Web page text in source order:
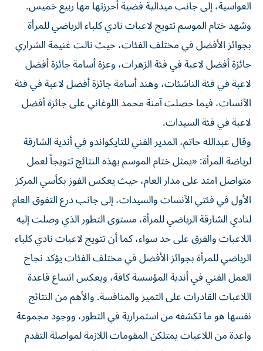
العواسية، إلى جانب ميدالية فضية أحرزتها مها ربيع خميس.
وشهد ختام الموسم تتويج لاعبات نادي كلباء الرياضي للمرأة
بجوائز الأفضل في مختلف الفئات، حيث نالت غنيمة الشراري
جائزة أفضل لاعبة في فئة الزهرات، وعزة أسامة جائزة أفضل
لاعبة في فئة الناشئات، وهند أسامة جائزة أفضل لاعبة في فئة
الآنسات، فيما حصلت آمنة محمد اللوغاني على جائزة أفضل
لاعبة في فئة السيدات.
وقال عبدالله حاتم، المدير الفني للتايكواندو في أندية الشارقة
لرياضة المرأة: «يمثل ختام الموسم بهذه النتائج تتويجاً لعمل
متواصل امتد على مدار العام، حيث يعكس الفوز بكأسي المركز
الأول في فئتي الآنسات والسيدات، إلى جانب درع التفوق العام
لنادي الشارقة الرياضي للمرأة، مستوى التطور الذي وصلت إليه
اللاعبات والفرق على حد سواء، كما أن تتويج لاعبات نادي كلباء
الرياضي للمرأة بجوائز الأفضل في مختلف الفئات يؤكد نجاح
العمل الفني في أندية المؤسسة كافة، ويعكس اتساع قاعدة
اللاعبات القادرات على التميز والمنافسة. والأهم من النتائج
نفسها هو ما تكشفه من استمرارية في التطور، ووجود مجموعة
واعدة من اللاعبات يمتلكن المقومات اللازمة لمواصلة التقدم